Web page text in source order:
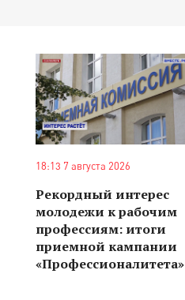
18:13 7 августа 2026
Рекордный интерес
молодежи к рабочим
профессиям: итоги
приемной кампании
«Профессионалитета»